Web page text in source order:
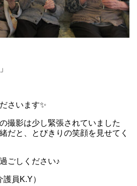
さいます✨
撮影は少し緊張されていました
だと、とびきりの笑顔を見せてく
ごしください♪
員K.Y）